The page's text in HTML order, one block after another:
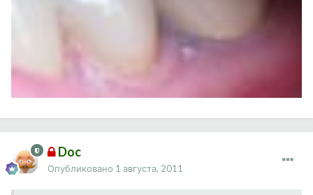
Doc
Опубликовано 1 августа, 2011